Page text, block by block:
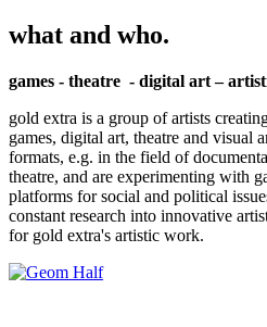
what and who.
games - theatre - digital art –
gold extra is a group of artists
games, digital art, theatre and visual
formats, e.g. in the field of
theatre, and are experimenting with
platforms for social and political
constant research into innovative
for gold extra's artistic work.